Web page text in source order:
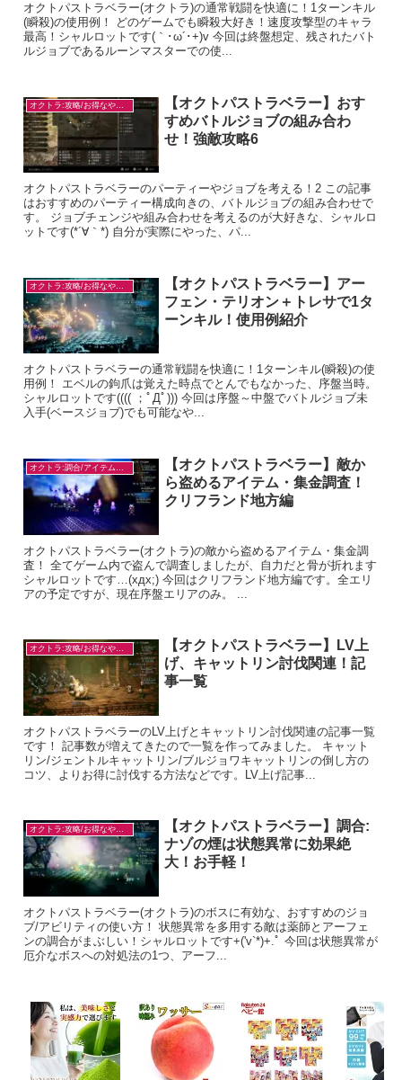
オクトパストラベラー(オクトラ)の通常戦闘を快適に！1ターンキル
(瞬殺)の使用例！ どのゲームでも瞬殺大好き！速度攻撃型のキャラ
最高！シャルロットです(｀･ω´･+)v 今回は終盤想定、残されたバト
ルジョブであるルーンマスターでの使...
オクトラ:攻略/お得なやり方
【オクトパストラベラー】おす
すめバトルジョブの組み合わ
せ！強敵攻略6
オクトパストラベラーのパーティーやジョブを考える！2 この記事
はおすすめのパーティー構成向きの、バトルジョブの組み合わせで
す。 ジョブチェンジや組み合わせを考えるのが大好きな、シャルロ
ットです(*´∀｀*) 自分が実際にやった、パ...
オクトラ:攻略/お得なやり方
【オクトパストラベラー】アー
フェン・テリオン＋トレサで1タ
ーンキル！使用例紹介
オクトパストラベラーの通常戦闘を快適に！1ターンキル(瞬殺)の使
用例！ エベルの鉤爪は覚えた時点でとんでもなかった、序盤当時。
シャルロットです(((( ；ﾟДﾟ))) 今回は序盤～中盤でバトルジョブ未
入手(ベースジョブ)でも可能なや...
【オクトパストラベラー】敵か
ら盗めるアイテム・集金調査！
クリフランド地方編
オクトパストラベラー(オクトラ)の敵から盗めるアイテム・集金調
査！ 全てゲーム内で盗んで調査しましたが、自力だと骨が折れます
シャルロットです…(xдx;) 今回はクリフランド地方編です。全エリ
アの予定ですが、現在序盤エリアのみ。 ...
オクトラ:攻略/お得なやり方
【オクトパストラベラー】LV上
げ、キャットリン討伐関連！記
事一覧
オクトパストラベラーのLV上げとキャットリン討伐関連の記事一覧
です！ 記事数が増えてきたので一覧を作ってみました。 キャット
リン/ジェントルキャットリン/ブルジョワキャットリンの倒し方の
コツ、よりお得に討伐する方法などです。LV上げ記事...
オクトラ:攻略/お得なやり方
【オクトパストラベラー】調合:
ナゾの煙は状態異常に効果絶
大！お手軽！
オクトパストラベラー(オクトラ)のボスに有効な、おすすめのジョ
ブ/アビリティの使い方！ 状態異常を多用する敵は薬師とアーフェ
ンの調合がまぶしい！シャルロットです+('v`*)+.ﾟ 今回は状態異常が
厄介なボスへの対処法の1つ、アーフ...